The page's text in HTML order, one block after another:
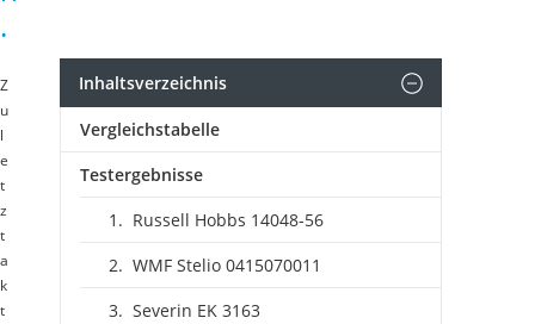
.
Z
u
l
e
t
z
t
a
k
t
Inhaltsverzeichnis
Vergleichstabelle
Testergebnisse
Russell Hobbs 14048-56
WMF Stelio 0415070011
Severin EK 3163